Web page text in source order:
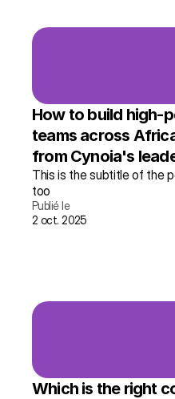
How to build high-
teams across
from Cynoia's
This is the subtitle of the
too
Publié le
2 oct. 2025
Which is the right